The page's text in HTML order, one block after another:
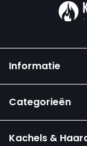
Informatie
Categorieën
Kachels &